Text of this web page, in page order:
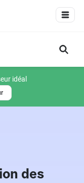
idéal
des